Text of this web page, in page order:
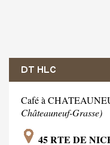
DT HLC
Café à
Châteauneuf-Grasse)
45 RTE DE